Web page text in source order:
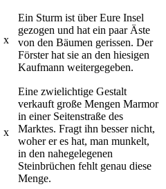
x
Ein Sturm ist über Eure Insel
gezogen und hat ein paar Äste
von den Bäumen gerissen. Der
Förster hat sie an den hiesigen
Kaufmann weitergegeben.
x
Eine zwielichtige Gestalt
verkauft große Mengen Marmor
in einer Seitenstraße des
Marktes. Fragt ihn besser nicht,
woher er es hat, man munkelt,
in den nahegelegenen
Steinbrüchen fehlt genau diese
Menge.